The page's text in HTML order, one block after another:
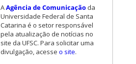
AAgência de Comunicação da
Universidade Federal de Santa
Catarina é o setor responsável
pela atualização de notícias no
site da UFSC. Para solicitar uma
divulgação, acesse o site.